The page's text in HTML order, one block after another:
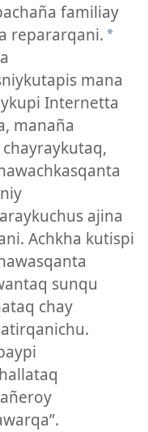
familiay
repararqani. *
mana
Internetta
manaña
ajina
Achkha kutispi
sunqu
chay